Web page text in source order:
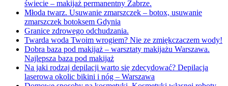
świecie – makijaż permanentny Zabrze.
Młoda twarz. Usuwanie zmarszczek – botox, usuwanie
zmarszczek botoksem Gdynia
Granice zdrowego odchudzania.
Twarda woda Twoim wrogiem? Nie ze zmiękczaczem wody!
Dobra baza pod makijaż – warsztaty makijażu Warszawa.
Najlepsza baza pod makijaż
Na jaki rodzaj depilacji warto się zdecydować? Depilacja
laserowa okolic bikini i nóg – Warszawa